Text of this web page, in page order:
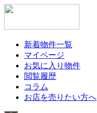
新着物件一覧
マイページ
お気に入り物件
閲覧履歴
コラム
お店を売りたい方へ